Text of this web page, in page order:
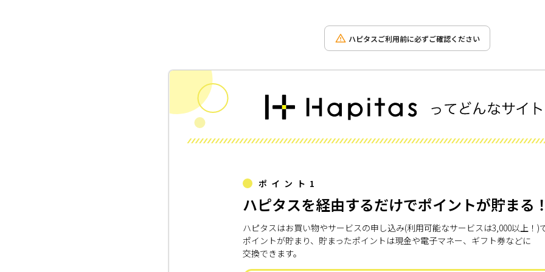
ハピタスご利用前に必ずご確認ください
ポイント1
ハピタスを経由するだけでポイントが貯まる
ハピタスはお買い物やサービスの申し込み(利用可能なサービスは3,000以上！)
ポイントが貯まり、貯まったポイントは現金や電子マネー、ギフト券などに
交換できます。